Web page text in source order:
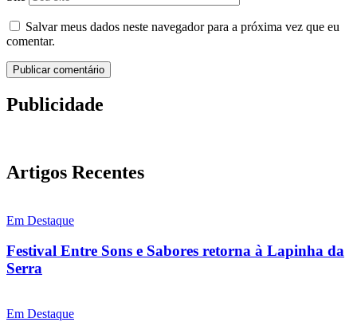
Salvar meus dados neste navegador para a próxima vez que eu
comentar.
Publicidade
Artigos Recentes
Em Destaque
Festival Entre Sons e Sabores retorna à Lapinha da
Serra
Em Destaque